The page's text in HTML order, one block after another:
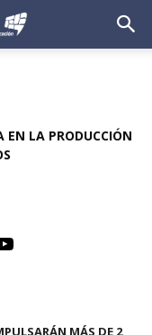
EN LA PRODUCCIÓN
MÁS DE 2